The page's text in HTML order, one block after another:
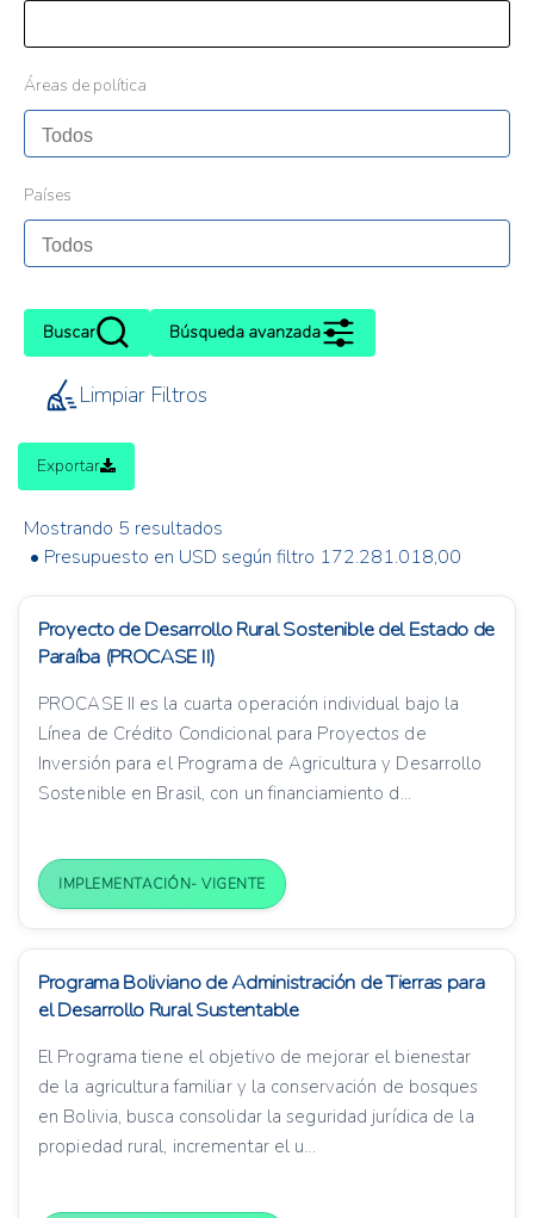
Áreas de política
Países
Buscar Búsqueda avanzada
Limpiar Filtros
Exportar
Mostrando 5 resultados
• Presupuesto en USD según filtro 172.281.018,00
Proyecto de Desarrollo Rural Sostenible del Estado de
Paraíba (PROCASE II)
PROCASE II es la cuarta operación individual bajo la
Línea de Crédito Condicional para Proyectos de
Inversión para el Programa de Agricultura y Desarrollo
Sostenible en Brasil, con un financiamiento d...
IMPLEMENTACIÓN- VIGENTE
Programa Boliviano de Administración de Tierras para
el Desarrollo Rural Sustentable
El Programa tiene el objetivo de mejorar el bienestar
de la agricultura familiar y la conservación de bosques
en Bolivia, busca consolidar la seguridad jurídica de la
propiedad rural, incrementar el u...